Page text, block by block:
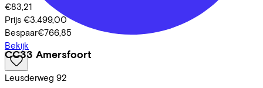
CC33 Amersfoort
Leusderweg 92
€83,21
Prijs €3.499,00
Bespaar€766,85
Bekijk